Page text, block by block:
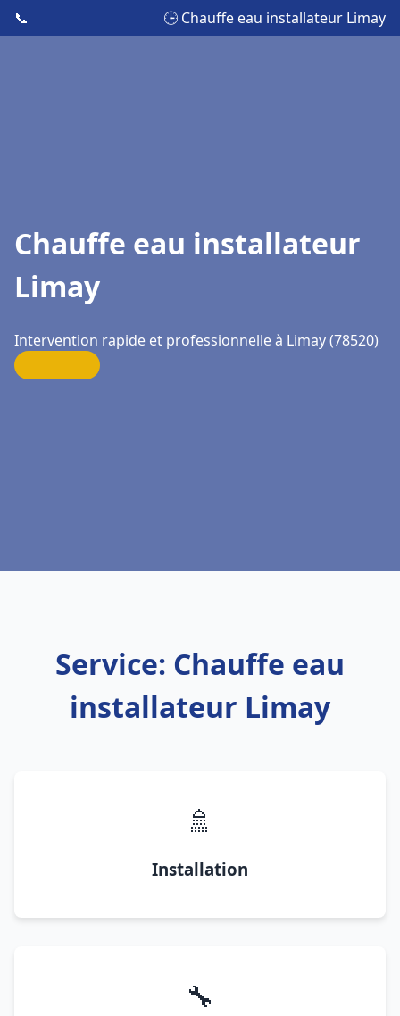
📞 🕒 Chauffe eau installateur Limay
Chauffe eau installateur
Limay
Intervention rapide et professionnelle à Limay (78520)
Service: Chauffe eau
installateur Limay
🚿
Installation
🔧